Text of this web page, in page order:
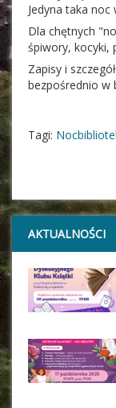
Jedyna taka
Dla chętnych
śpiwory, kocyki,
Zapisy i
bezpośrednio w
Tagi:
AKTUALNOŚCI